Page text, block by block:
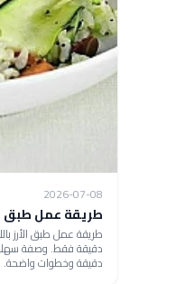
2026-07-08
طريقة عمل طبق
دقيقة وخطوات واضحة.